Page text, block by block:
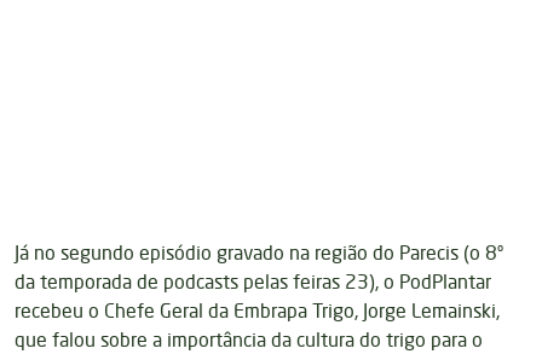
Já no segundo episódio gravado na região do Parecis (o 8º
da temporada de podcasts pelas feiras 23), o PodPlantar
recebeu o Chefe Geral da Embrapa Trigo, Jorge Lemainski,
que falou sobre a importância da cultura do trigo para o